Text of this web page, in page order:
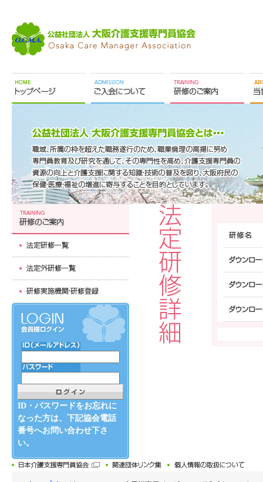
ID・パスワードをお忘れに
なった方は、下記協会電話
番号へお問い合わせ下さ
い。